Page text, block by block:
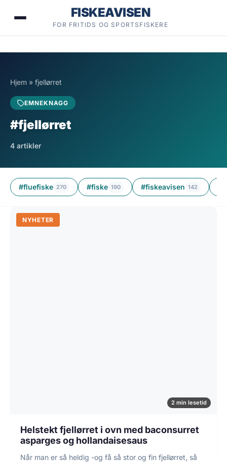
FISKEAVISEN
FOR FRITIDS OG SPORTSFISKERE
Hjem » fjellørret
EMNEKNAGG
#fjellørret
4 artikler
#fluefiske 270 #fiske 190 #fiskeavisen 142
NYHETER
2 min lesetid
Helstekt fjellørret i ovn med baconsurret
asparges og hollandaisesaus
Når man er så heldig -og få så stor og fin fjellørret, så